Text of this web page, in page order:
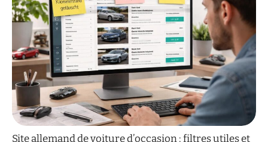
Site allemand de voiture d’occasion : filtres utiles et